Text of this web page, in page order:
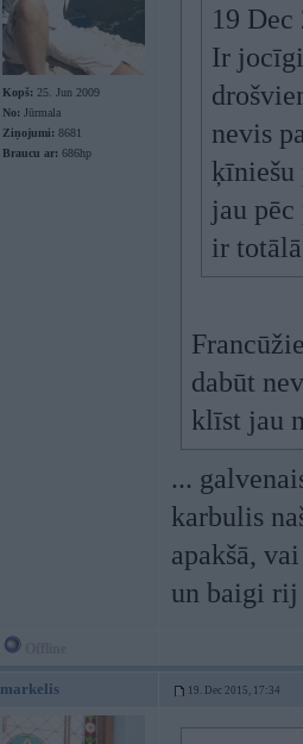
Kopš: 25. Jun 2009
No: Jūrmala
Ziņojumi: 8681
Braucu ar: 686hp
19
Ir
nevis
ķīniešu
jau
ir
dabūt
klīst jau
...
karbulis
apakšā,
un baigi
markelis 19. Dec 2015, 17:34